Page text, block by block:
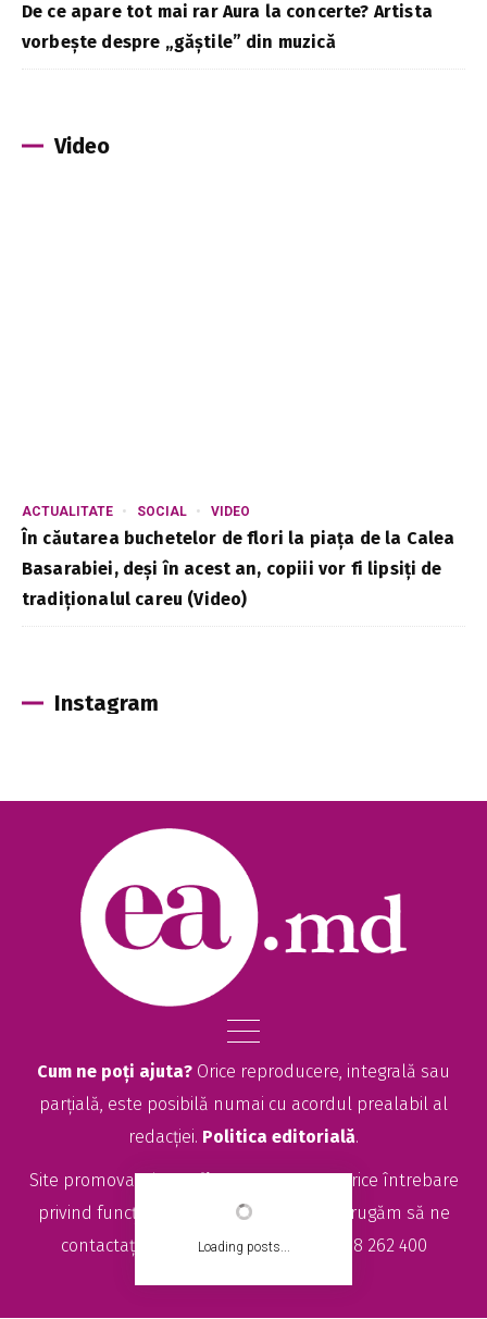
Loading posts...
De ce apare tot mai rar Aura la concerte? Artista
vorbește despre „găștile” din muzică
Video
ACTUALITATE SOCIAL VIDEO
În căutarea buchetelor de flori la piața de la Calea
Basarabiei, deși în acest an, copiii vor fi lipsiți de
tradiționalul careu (Video)
Instagram
Cum ne poți ajuta? Orice reproducere, integrală sau
parțială, este posibilă numai cu acordul prealabil al
redacției. Politica editorială.
Site promovat deseolitte.com. Pentru orice întrebare
privind funcționarea site-ului EA.md, vă rugăm să ne
contactați la
sales@ea.mdsau +373 78 262 400